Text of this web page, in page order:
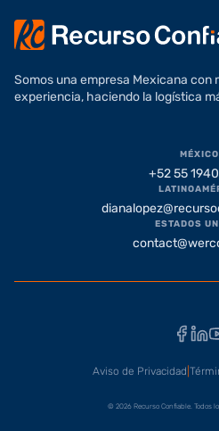
Somos una empresa Mexicana con
experiencia, haciendo la logística
MÉXICO
+52 55
ESTADOS
© 2026 Recurso Confiable. Todos
Aviso de Privacidad